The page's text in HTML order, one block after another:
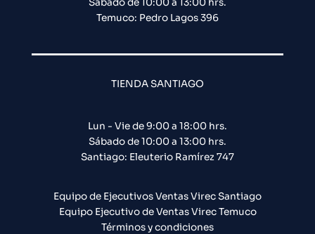
Sábado de 10:00 a 13:00 hrs.
Temuco: Pedro Lagos 396
TIENDA SANTIAGO
Lun - Vie de 9:00 a 18:00 hrs.
Sábado de 10:00 a 13:00 hrs.
Santiago: Eleuterio Ramírez 747​
Equipo de Ejecutivos Ventas Virec Santiago
Equipo Ejecutivo de Ventas Virec Temuco
Términos y condiciones